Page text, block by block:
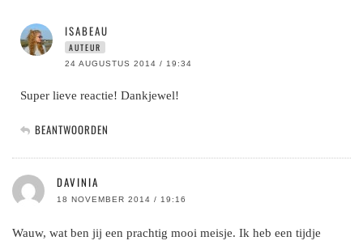
ISABEAU
AUTEUR
24 AUGUSTUS 2014 / 19:34
Super lieve reactie! Dankjewel!
BEANTWOORDEN
DAVINIA
18 NOVEMBER 2014 / 19:16
Wauw, wat ben jij een prachtig mooi meisje. Ik heb een tijdje